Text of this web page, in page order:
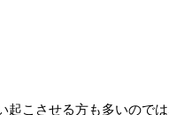
起こさせる方も多いので